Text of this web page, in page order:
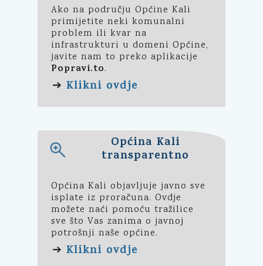
Ako na području Općine Kali
primijetite neki komunalni
problem ili kvar na
infrastrukturi u domeni Općine,
javite nam to preko aplikacije
Popravi.to.
➔ Klikni ovdje
Općina Kali
transparentno
Općina Kali objavljuje javno sve
isplate iz proračuna. Ovdje
možete naći pomoću tražilice
sve što Vas zanima o javnoj
potrošnji naše općine.
➔ Klikni ovdje